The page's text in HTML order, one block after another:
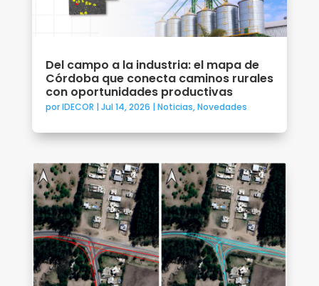
Del campo a la industria: el mapa de
Córdoba que conecta caminos rurales
con oportunidades productivas
porIDECOR | Jul 14, 2026 | Noticias,Novedades